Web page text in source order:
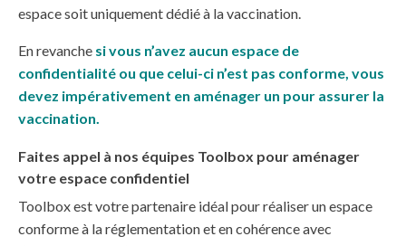
espace soit uniquement dédié à la vaccination.
En revanche si vous n’avez aucun espace de
confidentialité ou que celui-ci n’est pas conforme, vous
devez impérativement en aménager un pour assurer la
vaccination.
Faites appel à nos équipes Toolbox pour aménager
votre espace confidentiel
Toolbox est votre partenaire idéal pour réaliser un espace
conforme à la réglementation et en cohérence avec